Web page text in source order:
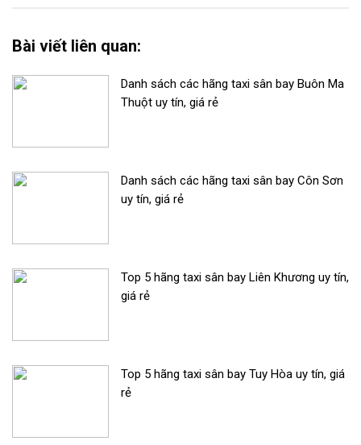
Bài viết liên quan:
Danh sách các hãng taxi sân bay Buôn Ma
Thuột uy tín, giá rẻ
Danh sách các hãng taxi sân bay Côn Sơn
uy tín, giá rẻ
Top 5 hãng taxi sân bay Liên Khương uy tín,
giá rẻ
Top 5 hãng taxi sân bay Tuy Hòa uy tín, giá
rẻ